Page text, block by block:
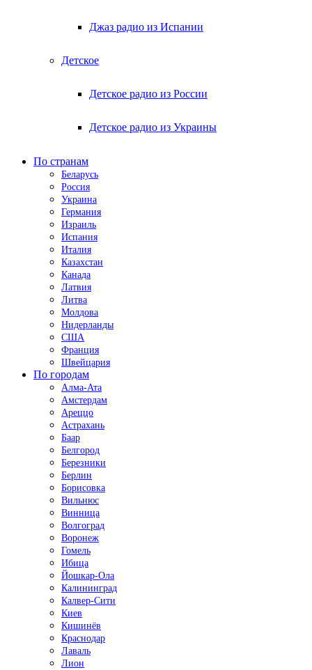
Джаз радио из Испании
Детское
Детское радио из России
Детское радио из Украины
По странам
Беларусь
Россия
Украина
Германия
Израиль
Испания
Италия
Казахстан
Канада
Латвия
Литва
Молдова
Нидерланды
США
Франция
Швейцария
По городам
Алма-Ата
Амстердам
Ареццо
Астрахань
Баар
Белгород
Березники
Берлин
Борисовка
Вильнюс
Винница
Волгоград
Воронеж
Гомель
Ибица
Йошкар-Ола
Калининград
Калвер-Сити
Киев
Кишинёв
Краснодар
Лаваль
Лион